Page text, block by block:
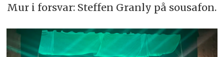
Mur i forsvar: Steffen Granly på sousafon.